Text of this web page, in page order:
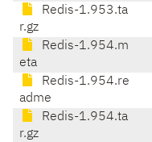
Redis-1.953.ta
r.gz
Redis-1.954.m
eta
Redis-1.954.re
adme
Redis-1.954.ta
r.gz